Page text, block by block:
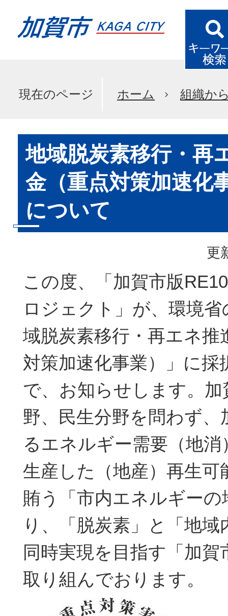
現在のページ ホーム 組織か
地域脱炭素移行・再
金（重点対策加速化
について
更
この度、「加賀市版
ロジェクト」が、環境
域脱炭素移行・再エネ推
対策加速化事業）」に採
で、お知らせします。
野、民生分野を問わず、
るエネルギー需要（地
生産した（地産）再生可
賄う「市内エネルギー
り、「脱炭素」と「地域
同時実現を目指す「加賀
取り組んでおります。